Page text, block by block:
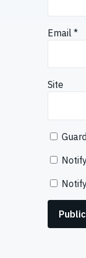
Email *
Site